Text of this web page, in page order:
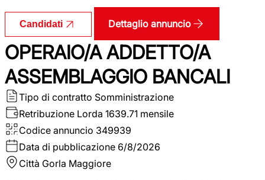
Candidati Dettaglio annuncio
OPERAIO/A ADDETTO/A
ASSEMBLAGGIO BANCALI
Tipo di contratto Somministrazione
Retribuzione Lorda 1639.71 mensile
Codice annuncio 349939
Data di pubblicazione 6/8/2026
Città Gorla Maggiore